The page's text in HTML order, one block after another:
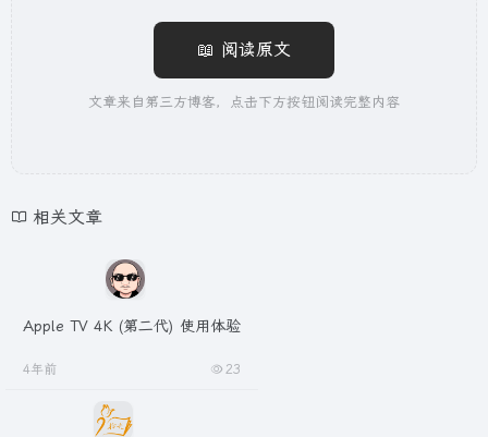
📖 阅读原文
文章来自第三方博客，点击下方按钮阅读完整内容
相关文章
Apple TV 4K (第二代) 使用体验
4年前 23